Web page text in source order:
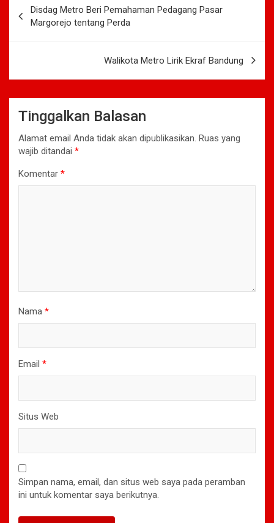
pos
Disdag Metro Beri Pemahaman Pedagang Pasar
Margorejo tentang Perda
Walikota Metro Lirik Ekraf Bandung
Tinggalkan Balasan
Alamat email Anda tidak akan dipublikasikan. Ruas yang
wajib ditandai *
Komentar *
Nama *
Email *
Situs Web
Simpan nama, email, dan situs web saya pada peramban
ini untuk komentar saya berikutnya.